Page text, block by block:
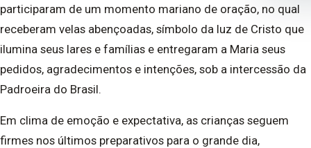
participaram de um momento mariano de oração, no qual
receberam velas abençoadas, símbolo da luz de Cristo que
ilumina seus lares e famílias e entregaram a Maria seus
pedidos, agradecimentos e intenções, sob a intercessão da
Padroeira do Brasil.
Em clima de emoção e expectativa, as crianças seguem
firmes nos últimos preparativos para o grande dia,